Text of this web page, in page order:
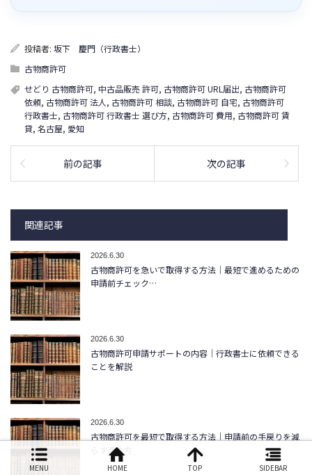
投稿者: 坂下 慶門（行政書士）
古物商許可
せどり 古物商許可, 中古品販売 許可, 古物商許可 URL届出, 古物商許可
依頼, 古物商許可 法人, 古物商許可 相談, 古物商許可 自宅, 古物商許可
行政書士, 古物商許可 行政書士 選び方, 古物商許可 費用, 古物商許可 賃
貸, 名古屋, 愛知
前の記事 次の記事
関連記事
2026.6.30
古物商許可を急いで取得する方法｜最短で進めるための
申請前チェック…
2026.6.30
古物商許可申請サポートの内容｜行政書士に依頼できる
ことを解説
2026.6.30
古物商許可を最短で取得する方法｜申請前の手戻りを減
らす進め方
MENU HOME TOP SIDEBAR